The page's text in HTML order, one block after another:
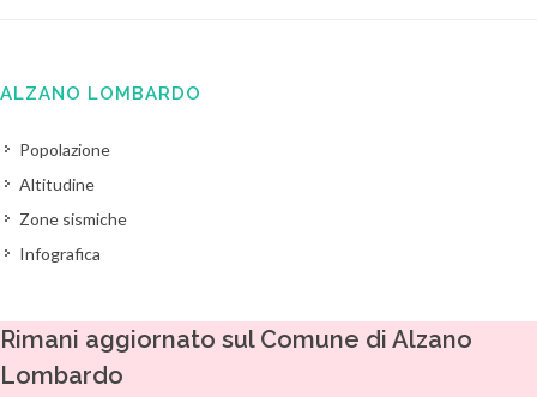
ALZANO LOMBARDO
Popolazione
Altitudine
Zone sismiche
Infografica
Rimani aggiornato sul Comune di Alzano
Lombardo